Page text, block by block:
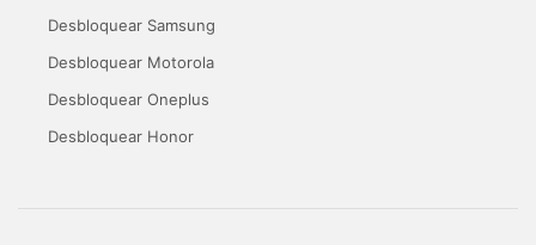
Desbloquear Samsung
Desbloquear Motorola
Desbloquear Oneplus
Desbloquear Honor